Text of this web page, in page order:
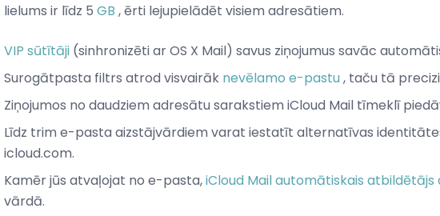
lielums ir līdz 5 GB , ērti lejupielādēt visiem adresātiem.
VIP sūtītāji (sinhronizēti ar OS X Mail) savus ziņojumus savāc
Surogātpasta filtrs atrod visvairāk nevēlamo e-pastu, taču tā
Ziņojumos no daudziem adresātu sarakstiem iCloud Mail tīmeklī
Līdz trim e-pasta aizstājvārdiem varat iestatīt alternatīvas
icloud.com.
Kamēr jūs atvaļojat no e-pasta,iCloud Mail automātiskais atbildētājs
vārdā.